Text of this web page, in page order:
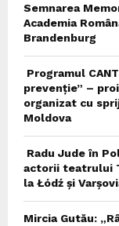
Semnarea
Academia
Brandenburg
Programul
prevenție” –
organizat cu
Moldova
Radu Jude în
actorii teatrului
la Łódź și
Mircia Gutău: